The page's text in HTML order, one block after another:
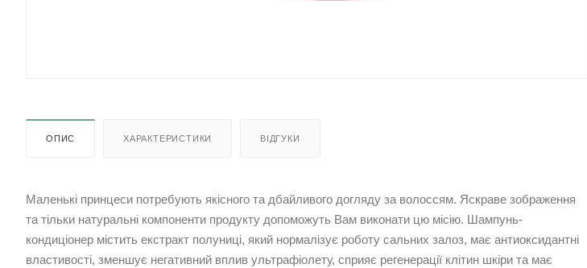
ОПИС ХАРАКТЕРИСТИКИ ВІДГУКИ
Маленькі принцеси потребують якісного та дбайливого догляду за волоссям. Яскраве зображення
та тільки натуральні компоненти продукту допоможуть Вам виконати цю місію. Шампунь-
кондиціонер містить екстракт полуниці, який нормалізує роботу сальних залоз, має антиоксидантні
властивості, зменшує негативний вплив ультрафіолету, сприяє регенерації клітин шкіри та має